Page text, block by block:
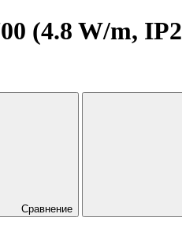
(4.8 W/m,
Сравнение